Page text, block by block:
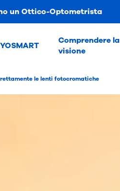
un Ottico-Optometrista
Comprendere la
visione
le lenti fotocromatiche